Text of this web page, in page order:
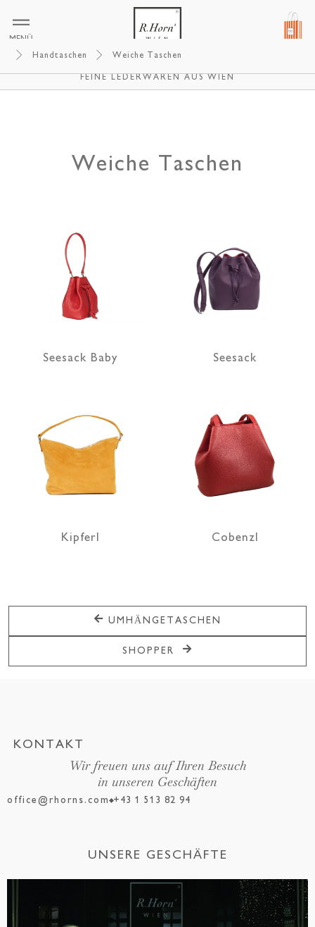
MENÜ
FEINE LEDERWAREN AUS WIEN
Handtaschen Weiche Taschen
Weiche Taschen
Seesack Baby Seesack
Kipferl Cobenzl
UMHÄNGETASCHEN
SHOPPER
KONTAKT
Wir freuen uns auf Ihren Besuch
in unseren Geschäften
office@rhorns.com +43 1 513 82 94
UNSERE GESCHÄFTE